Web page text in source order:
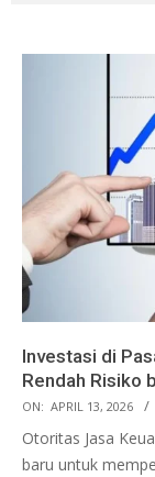
Investasi di
Rendah Risiko
ON: APRIL 13, 2026
Otoritas Jasa
baru untuk